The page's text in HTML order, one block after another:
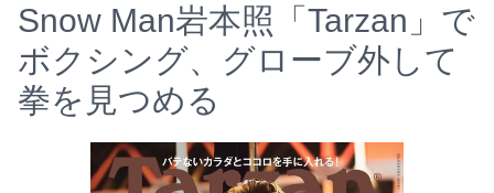
Snow Man岩本照「Tarzan」で
ボクシング、グローブ外して
拳を見つめる